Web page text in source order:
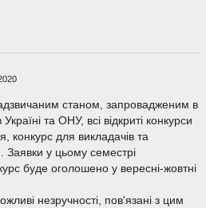
станом, запровадженим в
та ОНУ, всі відкриті конкурси
конкурс для викладачів та
у цьому семестрі
буде оголошено у вересні-жовтні
незручності, пов'язані з цим